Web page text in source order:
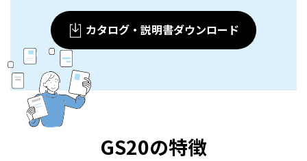
カタログ・説明書ダウンロード
GS20の特徴